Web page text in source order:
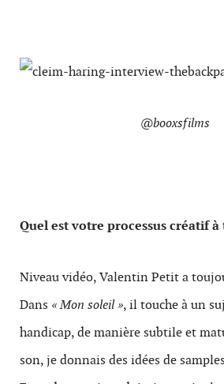
@booxsfilms
Quel est votre processus créatif à
Niveau vidéo, Valentin Petit a
Dans « Mon soleil », il touche à un
handicap, de manière subtile et
son, je donnais des idées de